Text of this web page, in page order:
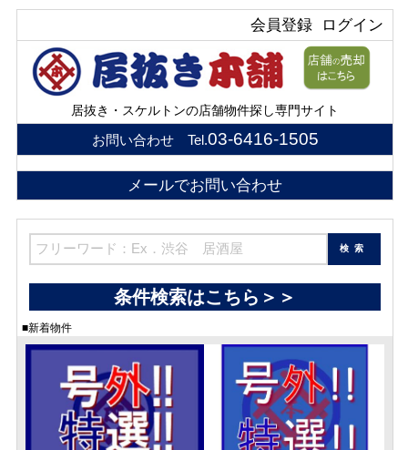
ログイン
会員登録
居抜き・スケルトンの店舗物件探し専門サイト
お問い合わせ Tel.03-6416-1505
メールでお問い合わせ
条件検索はこちら＞＞
■新着物件